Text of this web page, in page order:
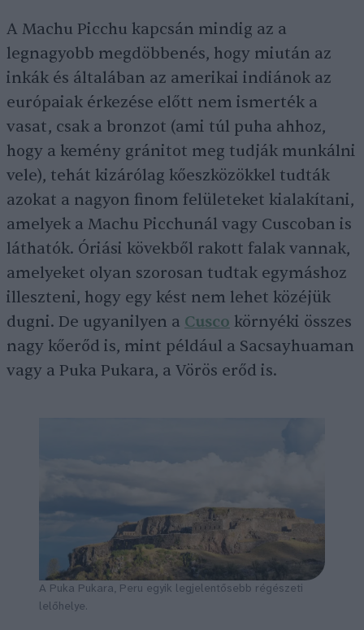
A Machu Picchu kapcsán mindig az a
legnagyobb megdöbbenés, hogy miután az
inkák és általában az amerikai indiánok az
európaiak érkezése előtt nem ismerték a
vasat, csak a bronzot (ami túl puha ahhoz,
hogy a kemény gránitot meg tudják munkálni
vele), tehát kizárólag kőeszközökkel tudták
azokat a nagyon finom felületeket kialakítani,
amelyek a Machu Picchunál vagy Cuscoban is
láthatók. Óriási kövekből rakott falak vannak,
amelyeket olyan szorosan tudtak egymáshoz
illeszteni, hogy egy kést nem lehet közéjük
dugni. De ugyanilyen a Cusco környéki összes
nagy kőerőd is, mint például a Sacsayhuaman
vagy a Puka Pukara, a Vörös erőd is.
A Puka Pukara, Peru egyik legjelentősebb régészeti
lelőhelye.